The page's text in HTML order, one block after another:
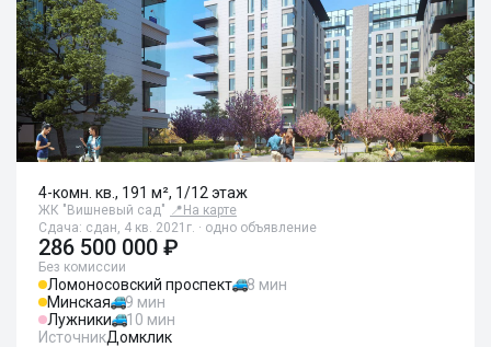
4-комн. кв., 191 м², 1/12 этаж
ЖК "Вишневый сад" 📍 На карте
Сдача: сдан, 4 кв. 2021г. · одно объявление
286 500 000 ₽
Без комиссии
Ломоносовский проспект
8 мин
Минская
9 мин
Лужники
10 мин
ИсточникДомклик